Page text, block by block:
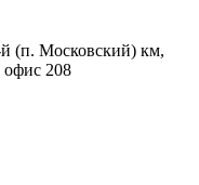
(п. Московский) км,
офис 208